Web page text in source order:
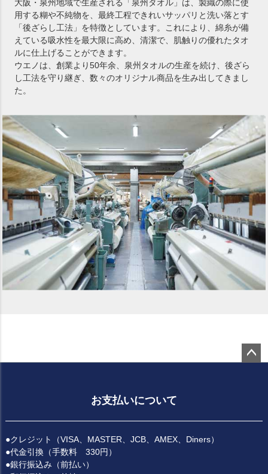
大阪・泉州地域で生産される「泉州タオル」は、製織の際に使
用する糊や不純物を、最終工程できれいサッパリと洗い落とす
「後ざらし工法」を特徴としています。これにより、綿糸が備
えている吸水性を最大限に高め、清潔で、肌触りの優れたタオ
ルに仕上げることができます。
ウエノは、創業より50年余、泉州タオルの生産を続け、後ざら
し工法を守り継ぎ、数々のオリジナル商品を生み出してきまし
た。
お支払いについて
●クレジット（VISA、MASTER、JCB、AMEX、Diners）
●代金引換（手数料 330円）
●銀行振込み（前払い）